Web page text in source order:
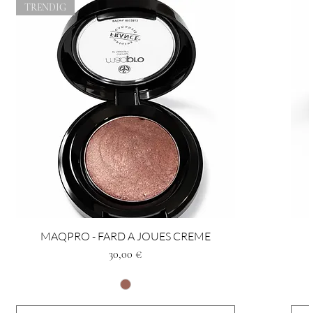
TRENDIG
MAQPRO - FARD A JOUES CREME
Preis
30,00 €